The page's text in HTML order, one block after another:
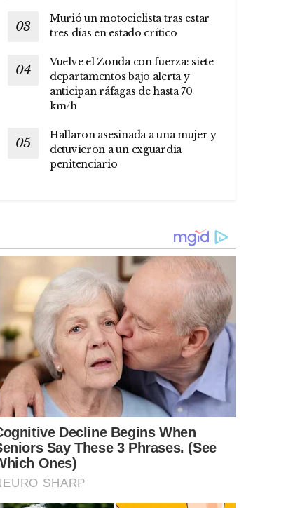
Murió un motociclista tras estar
tres días en estado crítico
Vuelve el Zonda con fuerza: siete
departamentos bajo alerta y
anticipan ráfagas de hasta 70
km/h
Hallaron asesinada a una mujer y
detuvieron a un exguardia
penitenciario